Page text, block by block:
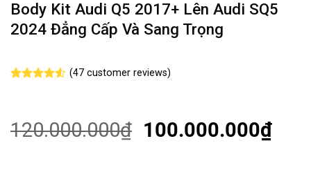
Body Kit Audi Q5 2017+ Lên Audi SQ5
2024 Đẳng Cấp Và Sang Trọng
customer
ratings
(47customer reviews)
120.000.000₫ 100.000.000₫